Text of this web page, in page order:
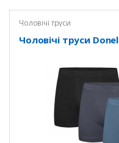
Чоловічі труси
Чоловічі труси